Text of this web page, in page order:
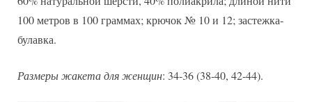
100 метров в 100 граммах; крючок № 10 и 12; застежка-
булавка.
Размеры жакета для женщин: 34-36 (38-40, 42-44).